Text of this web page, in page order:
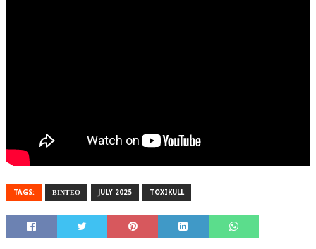
TAGS: ΒΙΝΤΕΟ JULY 2025 TOXIKULL